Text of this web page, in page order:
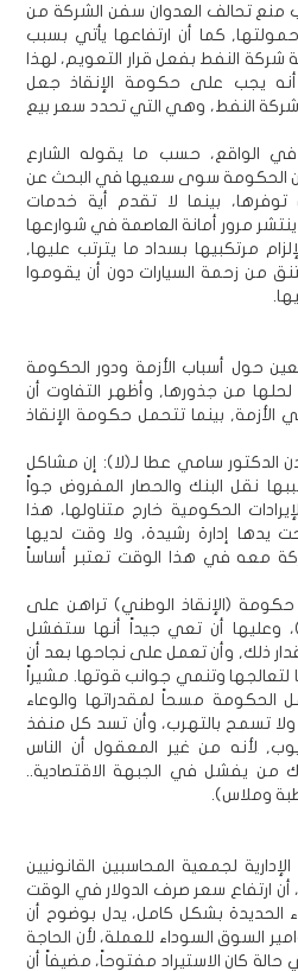
منع تحالف العدوان سفن الشركة من
كما أن ارتفاعها يأتي بسبب
شركة النفط بفعل قرار التعويم، لهذا
أنه يجب على حكومة الإنقاذ جعل
شركة النفط، وهي التي تحدد سعر بيع
الواقع، حسب ما يقوله الشارع
من الحكومة سوى سعيها في البحث عن
توفرها، بينما لا تقدم أية خدمات
مرور أمانة العاصمة في شوارعها
مرتكبيها بسداد ما يترتب عليها,
من زحمة السيارات دون أن يقوموا
حول أسباب الأزمة ودور الحكومة
من جذورها, وأظهر التفاوت أن
الأزمة, بينما تتحمل حكومة الإنقاذ
الدكتور سامي عطا لـ(لا): إن مشاكل
نقل البنك والحصار المفروض جواً
الحكومية خارج متناولها، هذا
يدها إدارة رشيدة، ولا وقت لديها
معه في هذا الوقت تعتبر أساساً
حكومة (الإنقاذ الوطني) تراهن على
وعليها أن تعي جيداً أنها ستفشل
أقدار ذلك, وأن تعمل على نجاحها بعد أن
وتنمي جوانب قوتها. مشيراً
الحكومة مسحاً لمقدراتها والوعاء
ولا تسمح بالتهرب، وأن تسد كل منفذ
لأنه من غير المعقول أن الناس
يفشل في الجبهة الاقتصادية..
وملاس).
لجمعية المحاسبين القانونيين
أن ارتفاع سعر صرف الدولار في الوقت
الحديدة بشكل كامل، يدل بوضوح أن
السوق السوداء للعملة، لأن الحاجة
كان الاستيراد مفتوحاً، مضيفاً أن